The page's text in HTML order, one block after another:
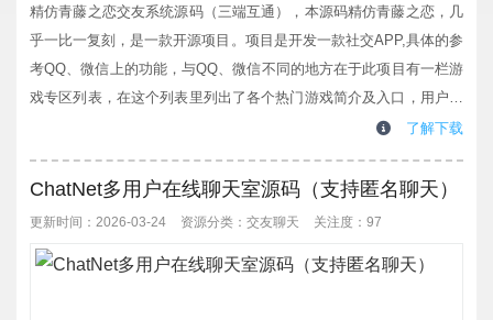
精仿青藤之恋交友系统源码（三端互通），本源码精仿青藤之恋，几
乎一比一复刻，是一款开源项目。项目是开发一款社交APP,具体的参
考QQ、微信上的功能，与QQ、微信不同的地方在于此项目有一栏游
戏专区列表，在这个列表里列出了各个热门游戏简介及入口，用户通
过这个入口进入游戏，对于用户来说，首先是可以用作生活或者工作
友相亲即时聊天，此源码完全适配微信小程序，手机App，H5，多端
数据互相通用。本源码功能完整，...
了解下载
ChatNet多用户在线聊天室源码（支持匿名聊天）
更新时间：2026-03-24 资源分类： 交友聊天 关注度：97